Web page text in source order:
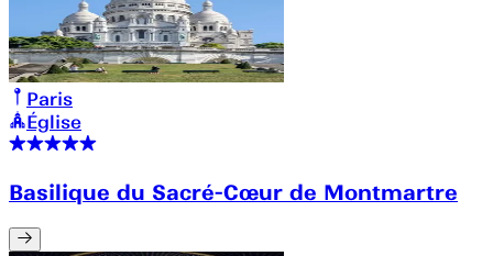
Paris
Église
Basilique du Sacré-Cœur de Montmartre